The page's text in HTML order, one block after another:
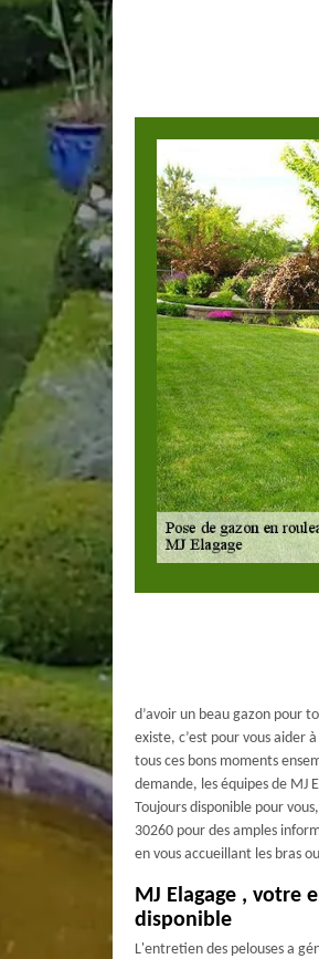
d’avoir un beau gazon pour
existe, c’est pour vous aider
tous ces bons moments
demande, les équipes de MJ
Toujours disponible pour
30260 pour des amples
en vous accueillant les bras
MJ Elagage ,
disponible
L'entretien des pelouses a